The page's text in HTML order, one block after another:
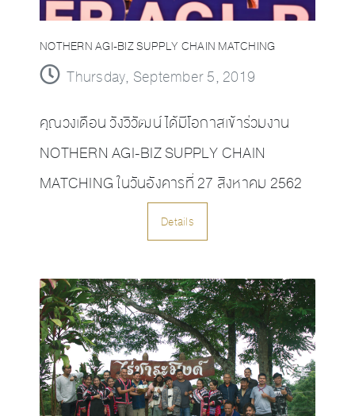
NOTHERN AGI-BIZ SUPPLY CHAIN MATCHING
Thursday, September 5, 2019
คุณวงเดือน วังวิวัฒน์ ได้มีโอกาสเข้าร่วมงาน
NOTHERN AGI-BIZ SUPPLY CHAIN
MATCHING ในวันอังคารที่ 27 สิงหาคม 2562
Details